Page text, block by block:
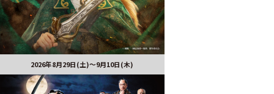
2026年8月29日(土)〜9月10日(木)